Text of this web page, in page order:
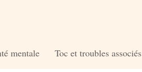
mentale Toc et troubles associés